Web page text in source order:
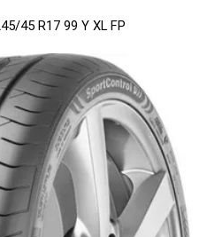
45 R17 99 Y XL FP